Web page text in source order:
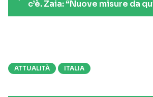
c’è. Zaia: “Nuove misure da
ATTUALITÀ ITALIA